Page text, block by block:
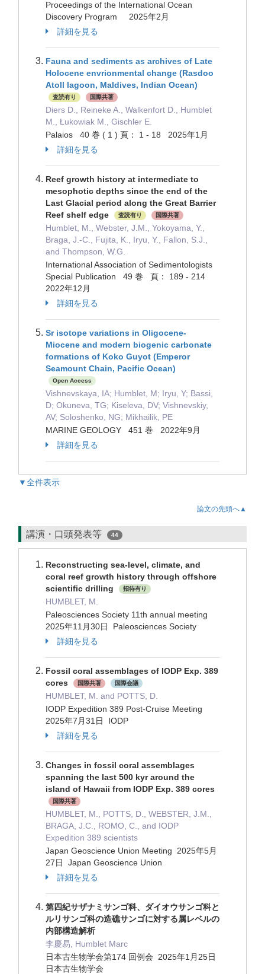
Proceedings of the International Ocean
Discovery Program 2025年2月
詳細を見る
Fauna and sediments as archives of Late
Holocene envrionmental change (Rasdoo
Atoll lagoon, Maldives, Indian Ocean)
査読有り 国際共著
Diers D., Reineke A., Walkenfort D., Humblet
M., Łukowiak M., Gischler E.
Palaios 40 巻 ( 1 ) 頁： 1 - 18 2025年1月
詳細を見る
Reef growth history at intermediate to
mesophotic depths since the end of the
Last Glacial period along the Great Barrier
Reef shelf edge
査読有り 国際共著
Humblet, M., Webster, J.M., Yokoyama, Y.,
Braga, J.-C., Fujita, K., Iryu, Y., Fallon, S.J.,
and Thompson, W.G.
International Association of Sedimentologists
Special Publication 49 巻 頁： 189 - 214
2022年12月
詳細を見る
Sr isotope variations in Oligocene-
Miocene and modern biogenic carbonate
formations of Koko Guyot (Emperor
Seamount Chain, Pacific Ocean)
Open Access
Vishnevskaya, IA; Humblet, M; Iryu, Y; Bassi,
D; Okuneva, TG; Kiseleva, DV; Vishnevskiy,
AV; Soloshenko, NG; Mikhailik, PE
MARINE GEOLOGY 451 巻 2022年9月
詳細を見る
▼全件表示
論文の先頭へ▲
講演・口頭発表等 44
Reconstructing sea-level, climate, and
coral reef growth history through offshore
scientific drilling
招待有り
HUMBLET, M.
Paleosciences Society 11th annual meeting
2025年11月30日 Paleosciences Society
詳細を見る
Fossil coral assemblages of IODP Exp. 389
cores
国際共著 国際会議
HUMBLET, M. and POTTS, D.
IODP Expedition 389 Post-Cruise Meeting
2025年7月31日 IODP
詳細を見る
Changes in fossil coral assemblages
spanning the last 500 kyr around the
island of Hawaii from IODP Exp. 389 cores
国際共著
HUMBLET, M., POTTS, D., WEBSTER, J.M.,
BRAGA, J.C., ROMO, C., and IODP
Expedition 389 scientists
Japan Geoscience Union Meeting 2025年5月
27日 Japan Geoscience Union
詳細を見る
第四紀サザナミサンゴ科、ダイオウサンゴ科と
ルリサンゴ科の造礁サンゴに対する属レベルの
内部構造解析
李慶易, Humblet Marc
日本古生物学会第174 回例会 2025年1月25日
日本古生物学会